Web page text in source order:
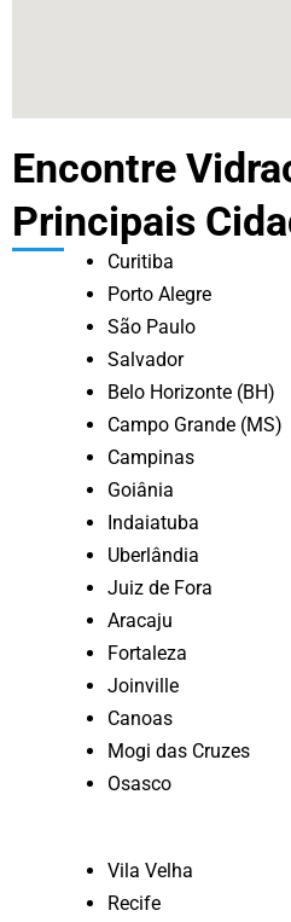
Encontre
Principais
Curitiba
Porto Alegre
São Paulo
Salvador
Belo Horizonte (BH)
Campo Grande (MS)
Campinas
Goiânia
Indaiatuba
Uberlândia
Juiz de Fora
Aracaju
Fortaleza
Joinville
Canoas
Mogi das Cruzes
Osasco
Vila Velha
Recife